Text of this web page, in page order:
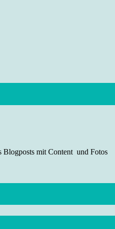
Blogposts mit Content und Fotos